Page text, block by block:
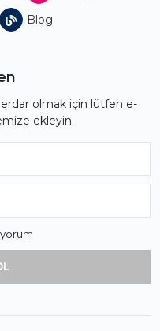
Blog
olmak için lütfen e-
ekleyin.